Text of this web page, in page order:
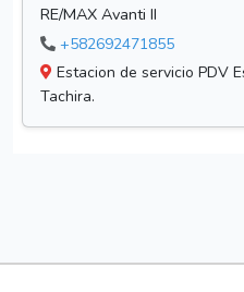
RE/MAX Avanti II
+582692471855
Estacion de servicio PDV
Tachira.